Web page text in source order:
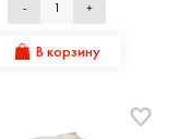
- +
В корзину